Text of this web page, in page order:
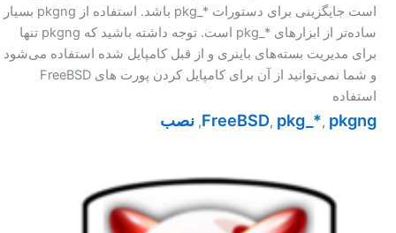
است جایگزینی برای دستورات ‎pkg_*‎ باشد. استفاده از pkgng بسیار
ساده‌تر از ابزارهای ‎pkg_*‎ است. توجه داشته باشید که pkgng تنها
برای مدیریت بسته‌های باینری و از قبل کامپایل شده استفاده می‌شود
و شما نمی‌توانید از آن برای کامپایل کردن پورت های FreeBSD
استفاده
FreeBSD, pkg_*‎, pkgng
, نصب